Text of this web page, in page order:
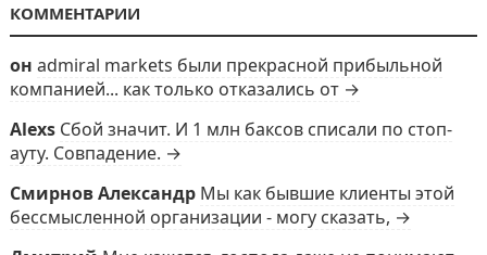
КОММЕНТАРИИ
он admiral markets были прекрасной прибыльной
компанией... как только отказались от →
Alexs Сбой значит. И 1 млн баксов списали по стоп-
ауту. Совпадение. →
Смирнов Александр Мы как бывшие клиенты этой
бессмысленной организации - могу сказать, →